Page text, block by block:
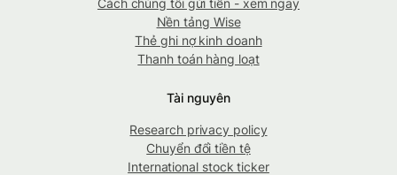
Nền tảng Wise
Thẻ ghi nợ kinh doanh
Thanh toán hàng loạt
Tài nguyên
Research privacy policy
Chuyển đổi tiền tệ
International stock ticker